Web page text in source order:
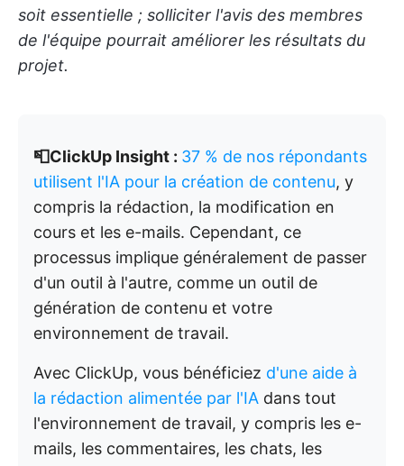
soit essentielle ; solliciter l'avis des membres
de l'équipe pourrait améliorer les résultats du
projet.
📮ClickUp Insight : 37 % de nos répondants
utilisent l'IA pour la création de contenu, y
compris la rédaction, la modification en
cours et les e-mails. Cependant, ce
processus implique généralement de passer
d'un outil à l'autre, comme un outil de
génération de contenu et votre
environnement de travail.
Avec ClickUp, vous bénéficiez d'une aide à
la rédaction alimentée par l'IA dans tout
l'environnement de travail, y compris les e-
mails, les commentaires, les chats, les